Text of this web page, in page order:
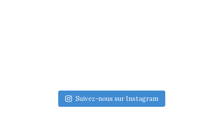
Suivez-nous sur Instagram